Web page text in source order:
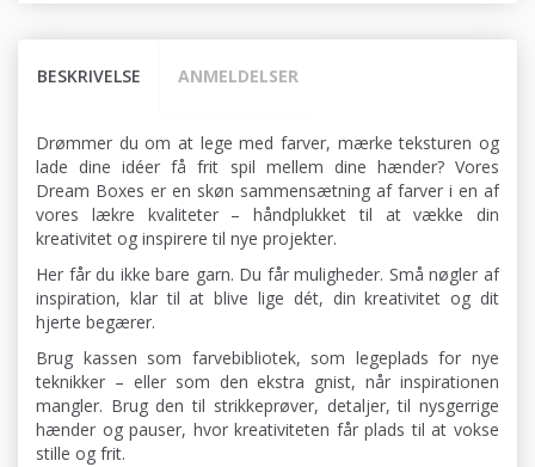
BESKRIVELSE ANMELDELSER
Drømmer du om at lege med farver, mærke teksturen og
lade dine idéer få frit spil mellem dine hænder? Vores
Dream Boxes er en skøn sammensætning af farver i en af
vores lækre kvaliteter – håndplukket til at vække din
kreativitet og inspirere til nye projekter.
Her får du ikke bare garn. Du får muligheder. Små nøgler af
inspiration, klar til at blive lige dét, din kreativitet og dit
hjerte begærer.
Brug kassen som farvebibliotek, som legeplads for nye
teknikker – eller som den ekstra gnist, når inspirationen
mangler. Brug den til strikkeprøver, detaljer, til nysgerrige
hænder og pauser, hvor kreativiteten får plads til at vokse
stille og frit.